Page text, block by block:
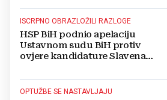
ISCRPNO OBRAZLOŽILI RAZLOGE
HSP BiH podnio apelaciju
Ustavnom sudu BiH protiv
ovjere kandidature Slavena
OPTUŽBE SE NASTAVLJAJU